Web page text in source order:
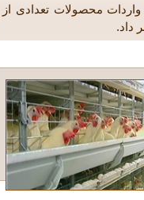
محصولات تعدادی از